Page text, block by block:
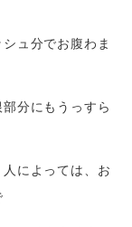
ュ分でお腹わま
分にもうっすら
によっては、お